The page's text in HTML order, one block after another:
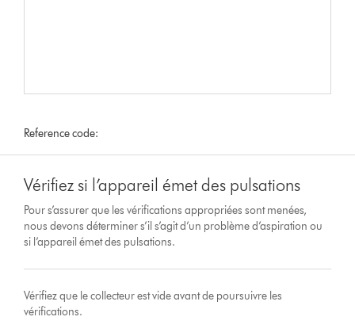
Reference code:
Vérifiez si l’appareil émet des pulsations
Pour s’assurer que les vérifications appropriées sont menées,
nous devons déterminer s’il s’agit d’un problème d’aspiration ou
si l’appareil émet des pulsations.
Vérifiez que le collecteur est vide avant de poursuivre les
vérifications.